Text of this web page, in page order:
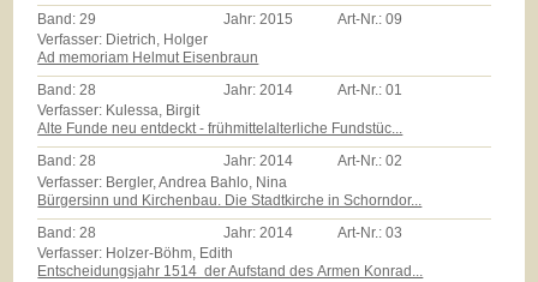
Band: 29 Jahr: 2015 Art-Nr.:09
Verfasser: Dietrich, Holger
Ad memoriam Helmut Eisenbraun
Band:28 Jahr:2014 Art-Nr.:01
Verfasser: Kulessa, Birgit
Alte Funde neu entdeckt - frühmittelalterliche Fundstüc...
Band:28 Jahr:2014 Art-Nr.:02
Verfasser: Bergler, Andrea Bahlo, Nina
Bürgersinn und Kirchenbau. Die Stadtkirche in Schorndor...
Band:28 Jahr:2014 Art-Nr.:03
Verfasser: Holzer-Böhm, Edith
Entscheidungsjahr 1514  der Aufstand des Armen Konrad...